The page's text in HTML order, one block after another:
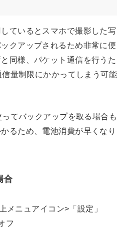
ているとスマホで撮影した写
クアップされるため非常に便
同様、パケット通信を行うた
量制限にかかってしまう可能
てバックアップを取る場合も
るため、電池消費が早くなり
合
メニュアイコン>「設定」
フ